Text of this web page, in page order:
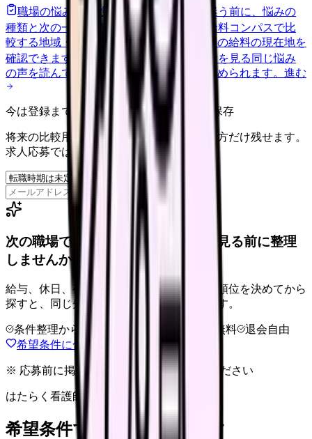
職場の悩みを30秒で診断辞めるべきか迷う前に、悩みの
種類と次の一歩を整理します。
進む
給料コンパスで比
較する地域・経験年数・施設形態から、今の給料の現在地を
確認できます。
進む 匿名掲示板で本音を見る 同じ悩み
の声を読んで、今の職場だけの問題か確かめられます。 進む
今は登録までしない人向け: 希望条件だけ保存
将来の比較用に、転職時期と気になる働き方だけ残せます。
求人応募ではありません。
保存
次の職場で外せない条件を、求人を見る前に整理
しませんか。
給与、休日、夜勤、通勤、人間関係。優先順位を決めてから
探すと、同じ失敗を繰り返しにくくなります。
条件整理からOK 完全無料
退会自由
希望条件に合う職場を相談する
※ 応募前に掲載元の最新情報を確認してください
はたらく看護師さん 求人
希望条件で看護師求人を探す